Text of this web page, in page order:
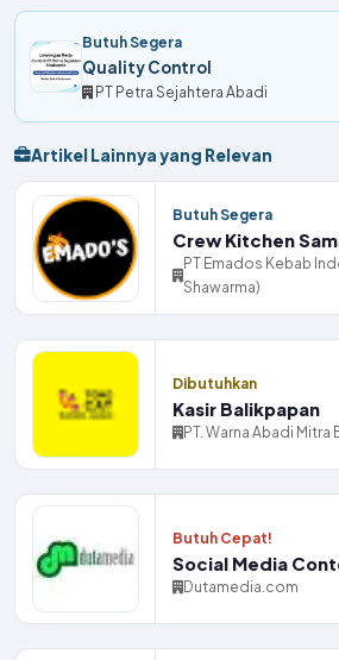
Butuh Segera
Quality Control
PT Petra Sejahtera Abadi
Artikel Lainnya yang Relevan
Butuh Segera
Crew Kitchen
PT Emados Kebab
Shawarma)
Dibutuhkan
Kasir Balikpapan
PT. Warna Abadi Mitra
Butuh Cepat!
Social Media
Dutamedia.com